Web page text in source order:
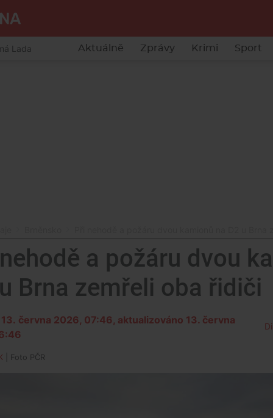
Lada Aktuálně Zprávy Krimi Sport
a požáru dvou
Brna zemřeli oba řidiči
13. června 2026, 07:46 , aktualizováno 13. června
| Foto PČR